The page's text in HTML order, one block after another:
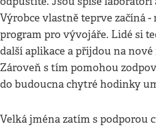
Výrobce vlastně teprve začíná
program pro vývojáře. Lidé si
další aplikace a přijdou na
Zároveň s tím pomohou
do budoucna chytré hodinky
Velká jména zatím s podporou